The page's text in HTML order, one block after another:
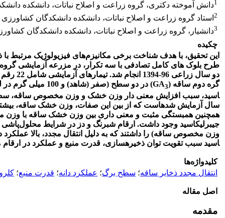
1دانش آموخته دکتری، گروه زراعت و اصلاح نباتات، دانشکده
2 استاد گروه زراعت و اصلاح نباتات، دانشکده دانشکدگان کشاورزی
3دانشیار، گروه زراعت و اصلاح نباتات، دانشکده دانشکدگان
چکیده
این تحقیق، با هدف شناخت برخی مکانیزم‌های فیزیولوژیک مرتبط
طرح بلوک های کامل تصادفی با سه تکرار، در مزرعه آزمایشی
دو سال
گره دوم ساقه (GA
3
) در دو
سطح (صفر (شاهد) و
اسید، سبب افزایش معنی دار وزن خشک و وزن مخصوص ساقه، سطح
سال آزمایش شده­است که از بین این صفات، وزن خشک ساقه،
همچنین همبستگی مثبت و معنی داری بین وزن خشک ساقه با وزن
جیبرلیک­اسید وجود داشت. ارقام شبرنگ و دز در شرایط
وزن مخصوص ساقه) را داشتند که به دلیل انتقال مجدد، بالا عملکرد
اسید سبب تقویت توان ذخیره­سازی، قدرت منبع و عملکرد در
کلیدواژه‌ها
انتقال مجدد ذخایر ساقه؛ سطح برگ؛ عملکرد دانه؛ قدرت منبع؛
اصل مقاله
مقدمه